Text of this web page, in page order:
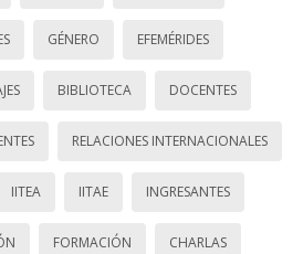
GÉNERO EFEMÉRIDES
BIBLIOTECA DOCENTES
RELACIONES INTERNACIONALES
IITEA IITAE INGRESANTES
FORMACIÓN CHARLAS